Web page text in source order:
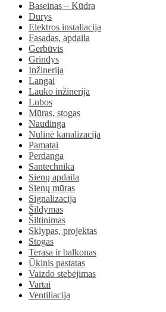
Baseinas – Kūdra
Durys
Elektros instaliacija
Fasadas, apdaila
Gerbūvis
Grindys
Inžinerija
Langai
Lauko inžinerija
Lubos
Mūras, stogas
Naudinga
Nulinė kanalizacija
Pamatai
Perdanga
Santechnika
Sienų apdaila
Sienų mūras
Signalizacija
Šildymas
Šiltinimas
Sklypas, projektas
Stogas
Terasa ir balkonas
Ūkinis pastatas
Vaizdo stebėjimas
Vartai
Ventiliacija